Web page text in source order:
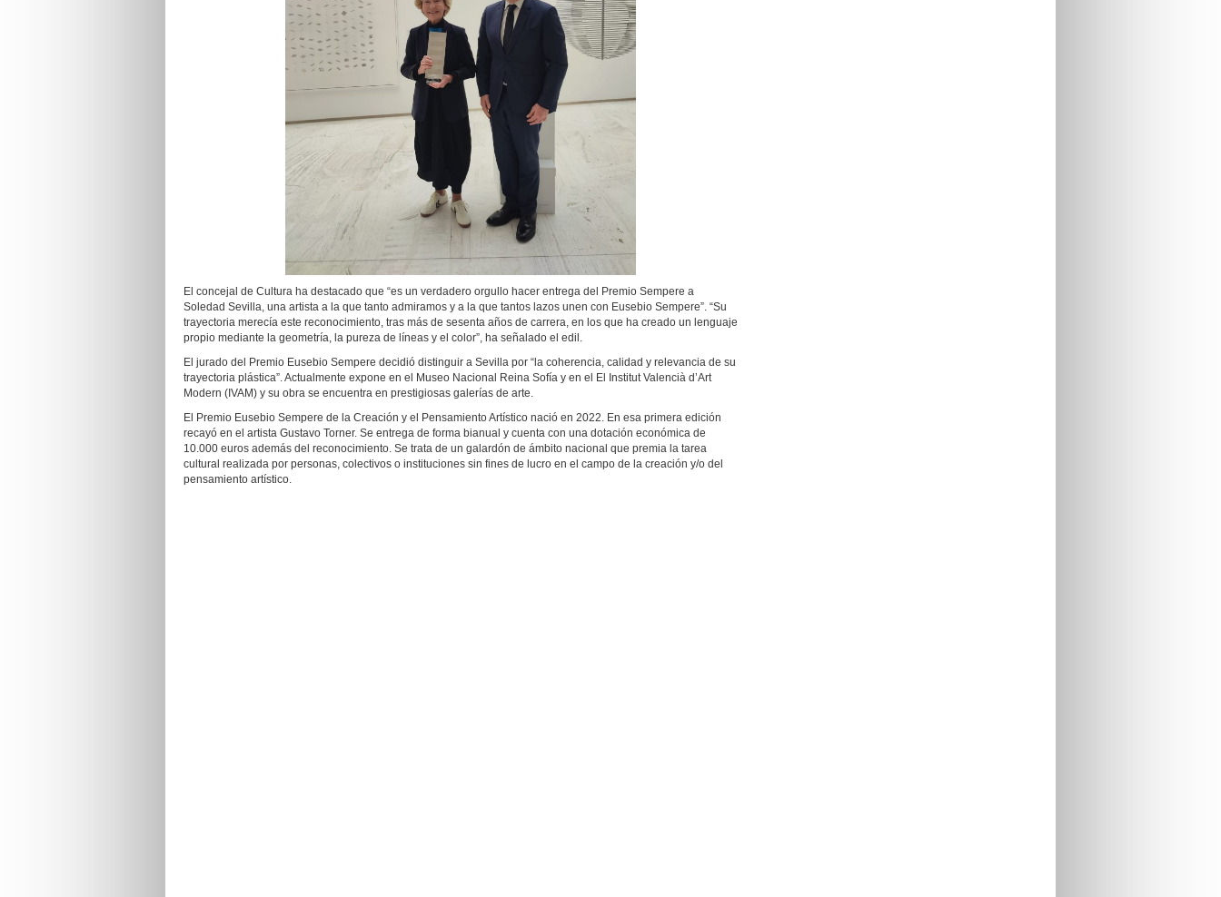
El concejal de Cultura ha destacado que “es un verdadero orgullo hacer entrega del Premio Sempere a
Soledad Sevilla, una artista a la que tanto admiramos y a la que tantos lazos unen con Eusebio Sempere”. “Su
trayectoria merecía este reconocimiento, tras más de sesenta años de carrera, en los que ha creado un lenguaje
propio mediante la geometría, la pureza de líneas y el color”, ha señalado el edil.
El jurado del Premio Eusebio Sempere decidió distinguir a Sevilla por “la coherencia, calidad y relevancia de su
trayectoria plástica”. Actualmente expone en el Museo Nacional Reina Sofía y en el El Institut Valencià d’Art
Modern (IVAM) y su obra se encuentra en prestigiosas galerías de arte.
El Premio Eusebio Sempere de la Creación y el Pensamiento Artístico nació en 2022. En esa primera edición
recayó en el artista Gustavo Torner. Se entrega de forma bianual y cuenta con una dotación económica de
10.000 euros además del reconocimiento. Se trata de un galardón de ámbito nacional que premia la tarea
cultural realizada por personas, colectivos o instituciones sin fines de lucro en el campo de la creación y/o del
pensamiento artístico.